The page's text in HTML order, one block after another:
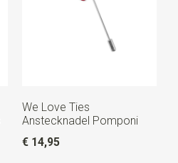
We Love Ties
Anstecknadel Pomponi
€ 14,95